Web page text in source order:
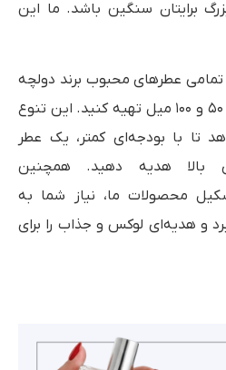
برایتان سنگین باشد. ما این
تمامی عطرهای محبوب برند دولچه
گابانا را در حجم‌های ۱۵، ۳۰، ۵۰ و ۱۰۰ میل تهیه کنید. این تنوع
تا با بودجه‌ای کمتر، یک عطر
بالا هدیه دهید. همچنین
محصولات ما، نیاز شما به
و هدیه‌ای لوکس و جذاب را برای